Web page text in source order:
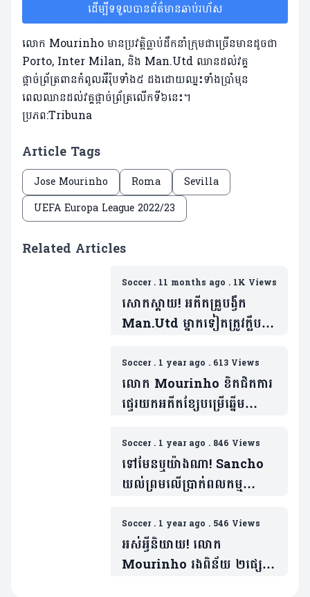
ដើម្បីទទួលបានព័ត៌មានឆាប់រហ័ស
លោក Mourinho មានប្រវត្តិធ្លាប់ដឹកនាំក្រុមជាច្រើនមានដូចជា
Porto, Inter Milan, និង Man.Utd ឈានដល់វគ្គ
ផ្តាច់ព្រ័ត្រពានកំពូល​អឺរ៉ុបទាំង៥ ដងដោយឈ្នះទាំងប្រាំមុន
ពេលឈានដល់វគ្គផ្តាច់ព្រ័ត្រលើកទី៦នេះ។
ប្រភព:Tribuna
Article Tags
Jose Mourinho Roma
Sevilla
UEFA Europa League 2022/23
Related Articles
Soccer. 11 months ago . 1K Views
សោកស្តាយ! អតីតគ្រូបង្វឹក
Man.Utd ម្នាកទៀតត្រូវក្លឹប
Soccer. 1 year ago . 613 Views
លោក Mourinho ខិតជិតការ
ផ្ទេរយកអតីតខ្សែបម្រើឆ្នើម
ក្រុម(មាន១វីដេអូ)
Soccer. 1 year ago . 846 Views
ទៅមែនឬយ៉ាងណា! Sancho
យល់ព្រមលើប្រាក់ពលកម្ម
ក្លឹប១នេះ
Soccer. 1 year ago . 546 Views
អស់អ្វីនិយាយ! លោក
Mourinho រងពិន័យ ២ផ្សេង